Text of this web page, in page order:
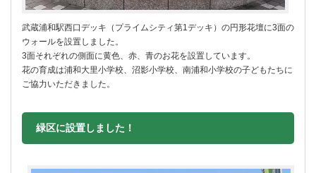
武蔵浦和駅西口デッキ（プライムシティ第1デッキ）の円形花壇に3面の
ウォールを設置しました。
3面それぞれの側面に黄色、赤、青のお花を設置しています。
花の育成は浦和大里小学校、沼影小学校、南浦和小学校の子どもたちに
ご協力いただきました。
緑区に設置しました！